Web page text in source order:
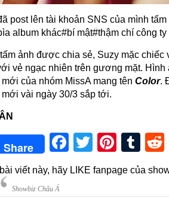
post lên tài khoản SNS của mình
album khác#bí mật#thậm chí công ty
ảnh được chia sẻ, Suzy mặc
vẻ ngạc nhiên trên gương mặt.
của nhóm MissA mang tên Color.
vài ngày 30/3 sắp tới.
Share Facebook
Twitter
viết này, hãy LIKE fanpage của
Showbiz Châu Á